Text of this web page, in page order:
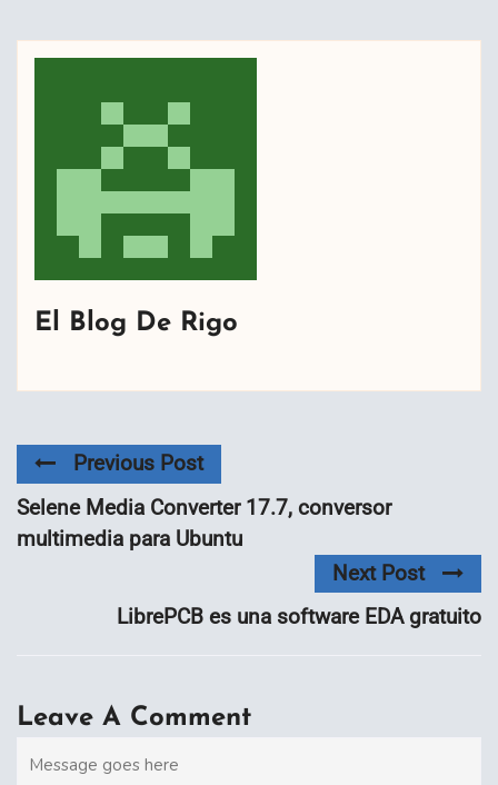
El Blog De Rigo
Previous Post
Selene Media Converter 17.7, conversor
multimedia para Ubuntu
Next Post
LibrePCB es una software EDA gratuito
Leave A Comment